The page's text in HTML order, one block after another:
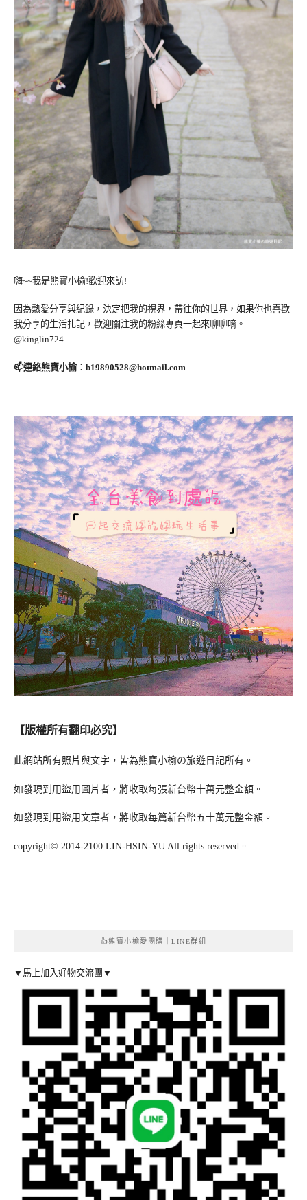
嗨~~我是熊寶小榆!歡迎來訪!
因為熱愛分享與紀錄，決定把我的視界，帶往你的世界，如果你也喜歡
我分享的生活扎記，歡迎關注我的粉絲專頁一起來聊聊唷。
@kinglin724
📫連絡熊寶小榆： b19890528@hotmail.com
【版權所有翻印必究】
此網站所有照片與文字，皆為熊寶小榆の旅遊日記所有。
如發現到用盜用圖片者，將收取每張新台幣十萬元整金額。
如發現到用盜用文章者，將收取每篇新台幣五十萬元整金額。
copyright© 2014-2100 LIN-HSIN-YU All rights reserved。
👍熊寶小榆愛團購｜LINE群組
▼馬上加入好物交流團▼